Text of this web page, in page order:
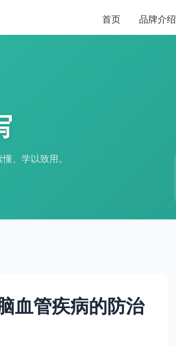
首页 品牌介绍
、学以致用。
血管疾病的防治